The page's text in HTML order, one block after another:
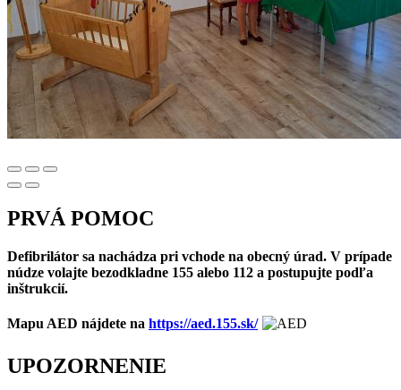
PRVÁ POMOC
Defibrilátor sa nachádza pri vchode na obecný úrad. V prípade
núdze volajte bezodkladne 155 alebo 112 a postupujte podľa
inštrukcií.
Mapu AED nájdete na https://aed.155.sk/
UPOZORNENIE